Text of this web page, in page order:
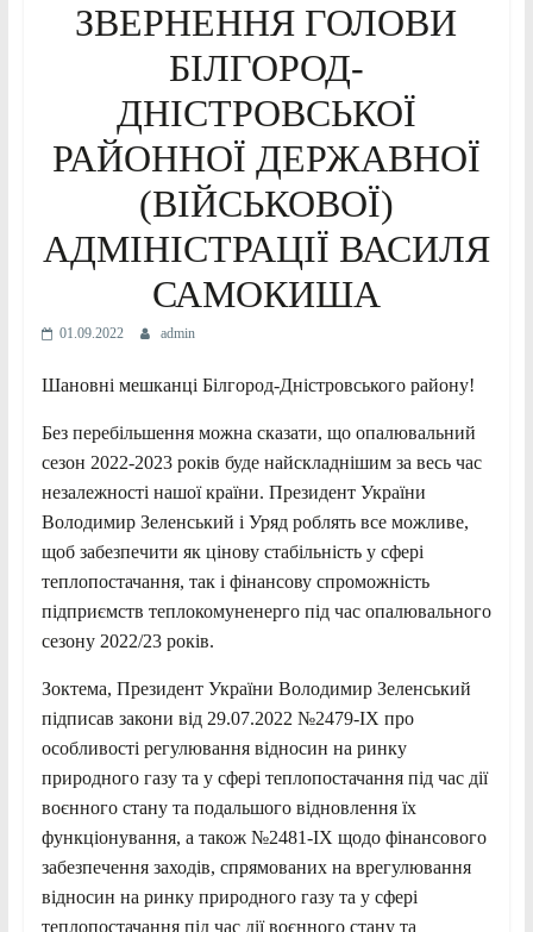
ЗВЕРНЕННЯ ГОЛОВИ
БІЛГОРОД-
ДНІСТРОВСЬКОЇ
РАЙОННОЇ ДЕРЖАВНОЇ
(ВІЙСЬКОВОЇ)
АДМІНІСТРАЦІЇ ВАСИЛЯ
САМОКИША
01.09.2022 admin
Шановні мешканці Білгород-Дністровського району!
Без перебільшення можна сказати, що опалювальний
сезон 2022-2023 років буде найскладнішим за весь час
незалежності нашої країни. Президент України
Володимир Зеленський і Уряд роблять все можливе,
щоб забезпечити як цінову стабільність у сфері
теплопостачання, так і фінансову спроможність
підприємств теплокомуненерго під час опалювального
сезону 2022/23 років.
Зоктема, Президент України Володимир Зеленський
підписав закони від 29.07.2022 №2479-IX про
особливості регулювання відносин на ринку
природного газу та у сфері теплопостачання під час дії
воєнного стану та подальшого відновлення їх
функціонування, а також №2481-IX щодо фінансового
забезпечення заходів, спрямованих на врегулювання
відносин на ринку природного газу та у сфері
теплопостачання під час дії воєнного стану та